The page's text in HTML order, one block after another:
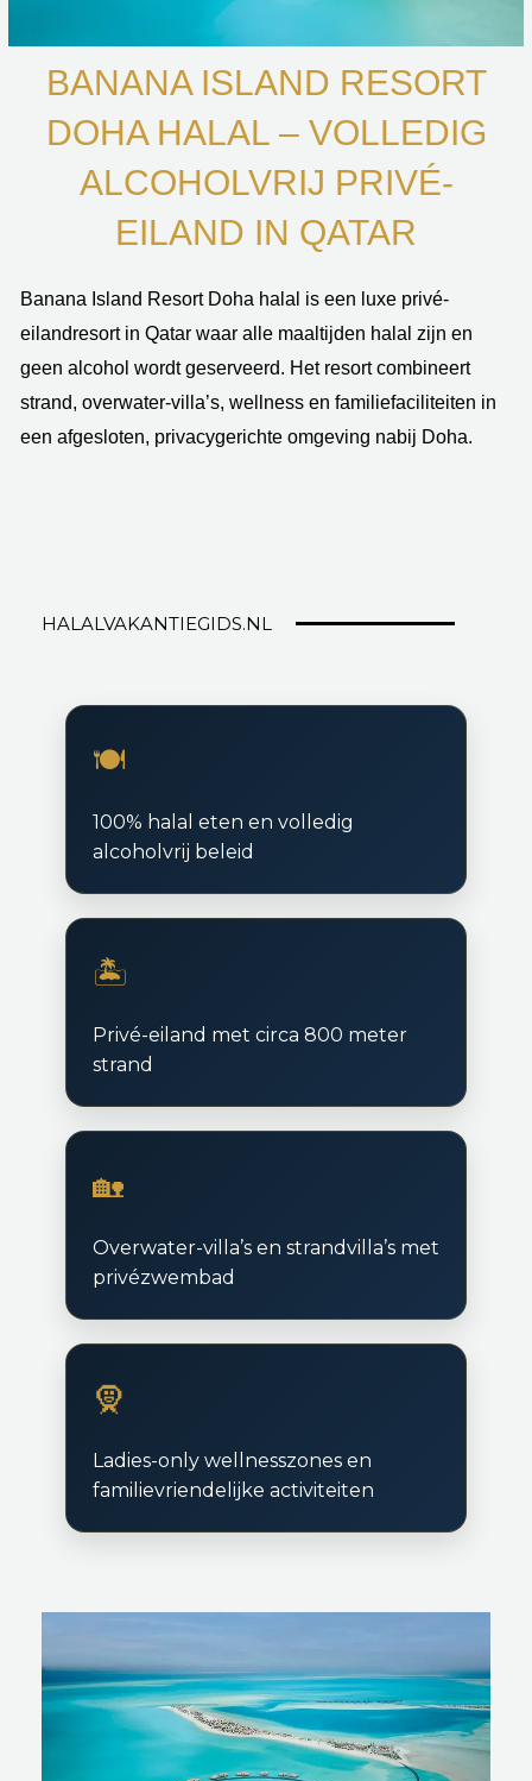
BANANA ISLAND RESORT
DOHA HALAL – VOLLEDIG
ALCOHOLVRIJ PRIVÉ-
EILAND IN QATAR
Banana Island Resort Doha halal is een luxe privé-
eilandresort in Qatar waar alle maaltijden halal zijn en
geen alcohol wordt geserveerd. Het resort combineert
strand, overwater-villa’s, wellness en familiefaciliteiten in
een afgesloten, privacygerichte omgeving nabij Doha.
HALALVAKANTIEGIDS.NL
🍽️
100% halal eten en volledig
alcoholvrij beleid
🏝️
Privé-eiland met circa 800 meter
strand
🏡
Overwater-villa’s en strandvilla’s met
privézwembad
🧕
Ladies-only wellnesszones en
familievriendelijke activiteiten